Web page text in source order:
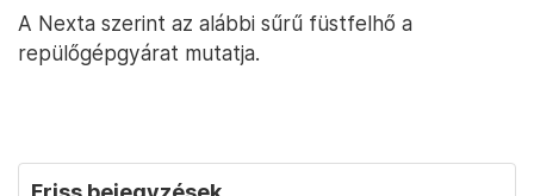
A Nexta szerint az alábbi sűrű füstfelhő a
repülőgépgyárat mutatja.